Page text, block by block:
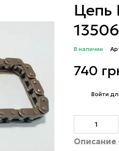
Цепь
В наличии
740
Войти
Описание